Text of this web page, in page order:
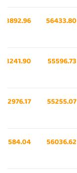
56433.80
43892.96
55596.73
43241.90
55255.07
42976.17
56036.62
43584.04